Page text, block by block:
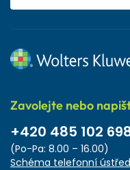
Zavolejte nebo
+420 485 102
(Po-Pa: 8.00 – 16.00)
Schéma telefonní